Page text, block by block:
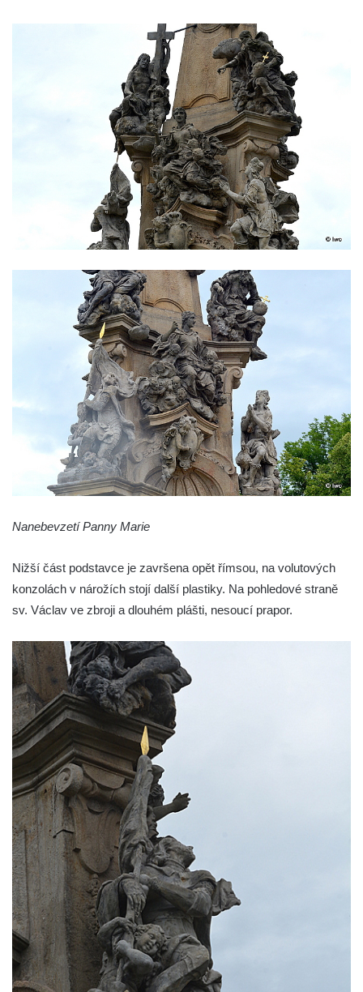
Sloup Panny Marie v Lokti
Sloup Nejsvětější trojice v Lokti
Sloup Nejsvětější trojice v Krásně
Sloup Nejsvětější Trojice v Horním
Sloup Nejsvětější trojice ve Městě Touškově
Sloup Panny Marie v Plzni
Sloup Panny Marie ve Sloupu v Čechách
Sloup Nejsvětější Trojice s korunováním
Panny Marie v Karlových Varech
Sloup Panny Marie v Chrastavě
Sloup Panny Marie v Liberci-Ruprechticích
Sloup Panny Marie v Kravařích
Sloup Panny Marie v Českém Krumlově
Sloup Nejsvětější Trojice v Brtníkách
Sloup Nejsvětější Trojice (v Horním
Podluží) v Rybništi
Sloup Panny Marie ve Cvikově
Sloup Panny Marie v kašně v České
Kamenici
svatých Petra a Pavla v Růžové
Sloup svatého Josefa s Ježíškem u kostela
svatých Petra a Pavla v Růžové
Sloup Panny Marie v Kraslicích
Sloup se sochou Krista Salvátora v
Jablonném v Podještědí
Sloup Nejsvětější Trojice u zámečku Pachtů
z Rájova v Jablonném v Podještědí
Sloup se sochou svatého Vavřince v
Jiřetíně pod Jedlovou
Sloup archanděla Michaela v Nejdku
Sloup Panny Marie v Nejdku
Sloup Nejsvětější Trojice v Nejdku
Sloup Panny Marie v Pardubicích
Sloup Nejsvětější Trojice v Náchodě
Sloup Panny Marie v Náchodě
Sloup Panny Marie v Rokycanech
Nanebevzetí Panny Marie
Nižší část podstavce je završena opět římsou, na volutových
konzolách v nárožích stojí další plastiky. Na pohledové straně
sv. Václav ve zbroji a dlouhém plášti, nesoucí prapor.